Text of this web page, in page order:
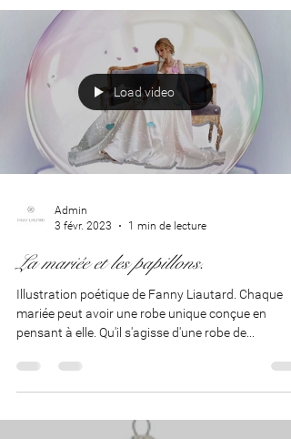
Load video
Admin
3 févr. 2023
1 min de lecture
La mariée et les papillons.
Illustration poétique de Fanny Liautard. Chaque
mariée peut avoir une robe unique conçue en